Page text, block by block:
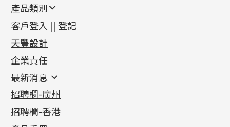
產品類別
新產品
足金系列
足金配件
機織鏈系列
珠仔鏈
镶口链
管狀網鏈
十字車花鏈系列
十字閃O鏈系列
十字錘打鏈系列
首飾配件
耳環類配件
卷迫系列
螺絲迫系列
梅花迫系列
平臺迫系列
鏈類配件
動感車花吊墜
調節珠系列
生圈扣系列
其他類配件
珠盤系列
袖口鈕系列
珠類配件
無孔光身珠
鑲口類
四爪頭系列
六爪頭系列
車花片
動感車花片
首飾系列
手镯系列
戒指系列
空心耳環
貴金屬原料
千足金
記憶金屬系列
記憶戒指
客戶登入 || 登記
天豐設計
企業責任
最新消息
最新消息
各項證書(2)
招聘欄-廣州
招聘欄-香港